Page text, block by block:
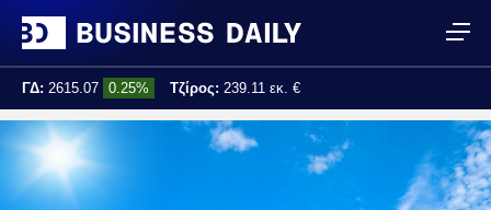
ΓΔ: 2615.07 0.25% Τζίρος: 239.11 εκ. €
Τελ. ενημέρωση: 17:25:01